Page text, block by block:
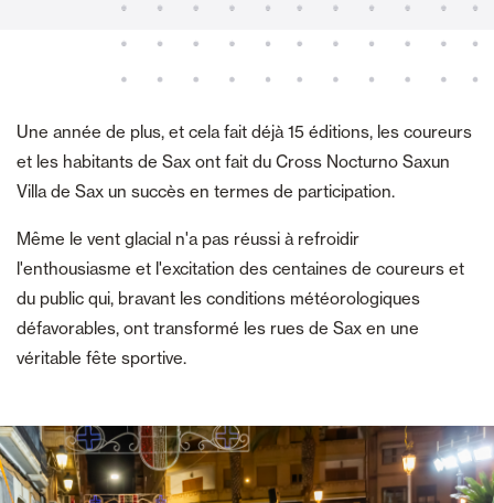
Une année de plus, et cela fait déjà 15 éditions, les coureurs
et les habitants de Sax ont fait du Cross Nocturno Saxun
Villa de Sax un succès en termes de participation.
Même le vent glacial n'a pas réussi à refroidir
l'enthousiasme et l'excitation des centaines de coureurs et
du public qui, bravant les conditions météorologiques
défavorables, ont transformé les rues de Sax en une
véritable fête sportive.